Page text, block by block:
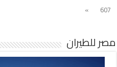
607
»
مصر للطيران